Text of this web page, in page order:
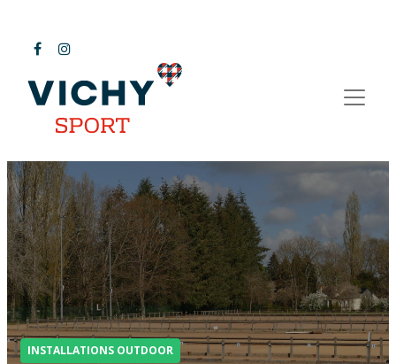
INSTALLATIONS OUTDOOR